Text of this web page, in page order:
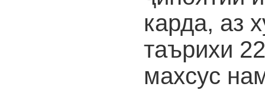
карда, аз
таърихи
махсус